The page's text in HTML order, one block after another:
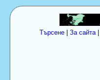
Търсене| За сайта|